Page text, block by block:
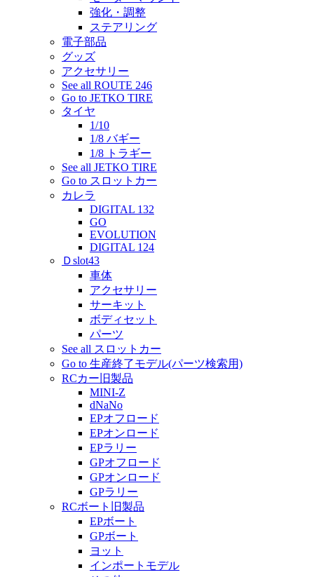
強化・調整
ステアリング
電子部品
グッズ
アクセサリー
See all ROUTE 246
Go to JETKO TIRE
タイヤ
1/10
1/8 バギー
1/8 トラギー
See all JETKO TIRE
Go to スロットカー
カレラ
DIGITAL 132
GO
EVOLUTION
DIGITAL 124
Ｄslot43
車体
アクセサリー
サーキット
ボディセット
パーツ
See all スロットカー
Go to 生産終了モデル(パーツ検索用)
RCカー旧製品
MINI-Z
dNaNo
EPオフロード
EPオンロード
EPラリー
GPオフロード
GPオンロード
GPラリー
RCボート旧製品
EPボート
GPボート
ヨット
インポートモデル